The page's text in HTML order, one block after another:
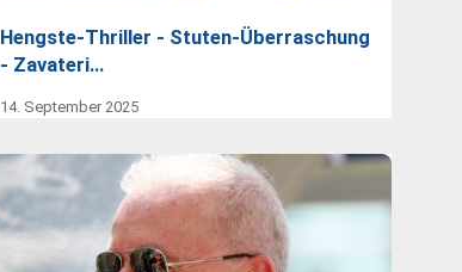
Hengste-Thriller - Stuten-Überraschung
- Zavateri…
14. September 2025